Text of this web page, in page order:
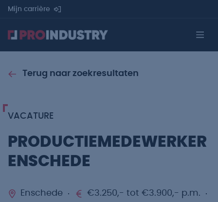
Mijn carrière
Terug naar zoekresultaten
VACATURE
PRODUCTIEMEDEWERKER
ENSCHEDE
Enschede €3.250,- tot €3.900,- p.m.